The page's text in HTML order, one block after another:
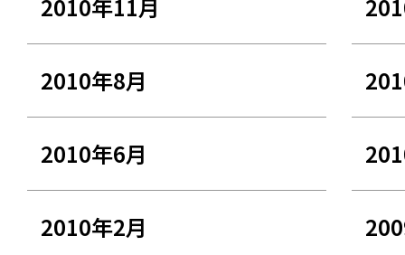
2010年11月
2010年8月
2010年6月
2010年2月